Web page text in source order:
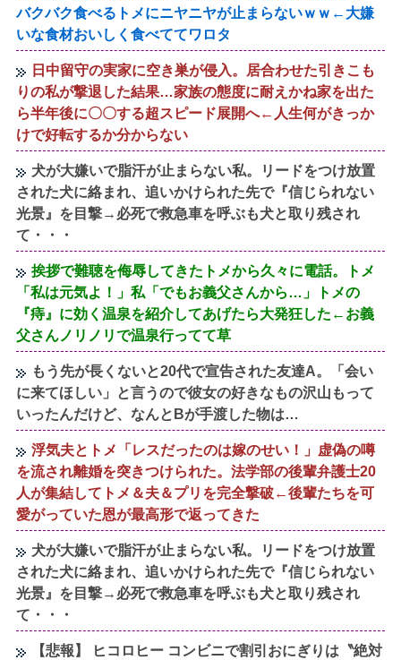
バクバク食べるトメにニヤニヤが止まらないｗｗ←大嫌
いな食材おいしく食べててワロタ
日中留守の実家に空き巣が侵入。居合わせた引きこも
りの私が撃退した結果…家族の態度に耐えかね家を出た
ら半年後に〇〇する超スピード展開へ←人生何がきっか
けで好転するか分からない
犬が大嫌いで脂汗が止まらない私。リードをつけ放置
された犬に絡まれ、追いかけられた先で『信じられない
光景』を目撃→必死で救急車を呼ぶも犬と取り残され
て・・・
挨拶で難聴を侮辱してきたトメから久々に電話。トメ
「私は元気よ！」私「でもお義父さんから…」トメの
『痔』に効く温泉を紹介してあげたら大発狂した←お義
父さんノリノリで温泉行ってて草
もう先が長くないと20代で宣告された友達A。「会い
に来てほしい」と言うので彼女の好きなもの沢山もって
いったんだけど、なんとBが手渡した物は…
浮気夫とトメ「レスだったのは嫁のせい！」虚偽の噂
を流され離婚を突きつけられた。法学部の後輩弁護士20
人が集結してトメ＆夫＆プリを完全撃破←後輩たちを可
愛がっていた恩が最高形で返ってきた
犬が大嫌いで脂汗が止まらない私。リードをつけ放置
された犬に絡まれ、追いかけられた先で『信じられない
光景』を目撃→必死で救急車を呼ぶも犬と取り残され
て・・・
【悲報】 ヒコロヒー コンビニで割引おにぎりは〝絶対